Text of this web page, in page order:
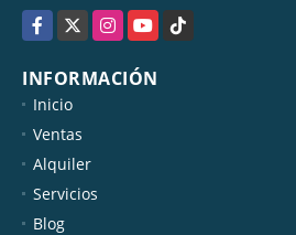
Facebook
X InstagramYouTubeTikTok
INFORMACIÓN
Inicio
Ventas
Alquiler
Servicios
Blog